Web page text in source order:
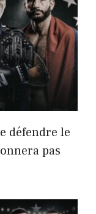
défendre le
pas